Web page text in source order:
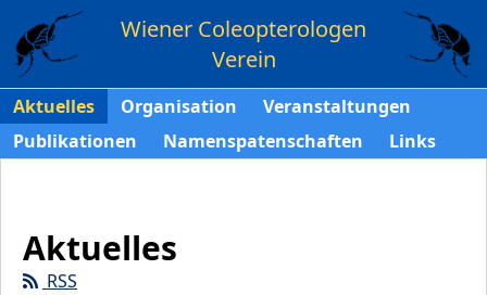
Wiener Coleopterologen
Verein
Aktuelles Organisation
Veranstaltungen
Publikationen
Namenspatenschaften Links
Aktuelles
RSS